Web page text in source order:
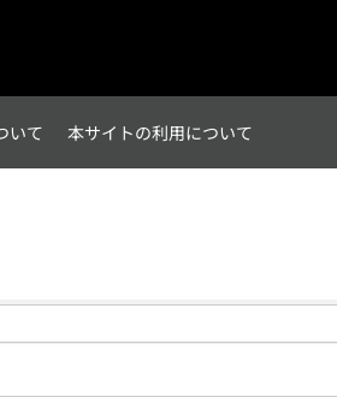
いて 本サイトの利用について